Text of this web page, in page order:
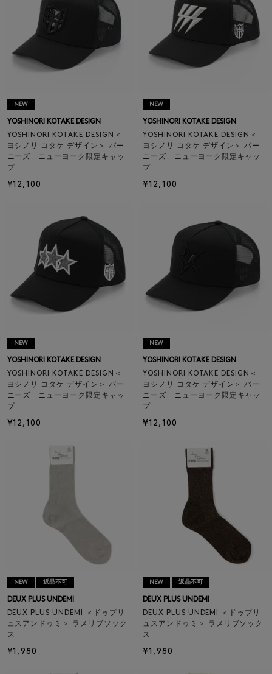
NEW
YOSHINORI KOTAKE DESIGN
YOSHINORI KOTAKE DESIGN＜
ヨシノリ コタケ デザイン＞ バー
ニーズ ニューヨーク限定キャッ
プ
¥12,100
NEW
YOSHINORI KOTAKE DESIGN
YOSHINORI KOTAKE DESIGN＜
ヨシノリ コタケ デザイン＞ バー
ニーズ ニューヨーク限定キャッ
プ
¥12,100
NEW
YOSHINORI KOTAKE DESIGN
YOSHINORI KOTAKE DESIGN＜
ヨシノリ コタケ デザイン＞ バー
ニーズ ニューヨーク限定キャッ
プ
¥12,100
NEW
YOSHINORI KOTAKE DESIGN
YOSHINORI KOTAKE DESIGN＜
ヨシノリ コタケ デザイン＞ バー
ニーズ ニューヨーク限定キャッ
プ
¥12,100
NEW 返品不可
DEUX PLUS UNDEMI
DEUX PLUS UNDEMI ＜ドゥプリ
ュスアンドゥミ＞ ラメリブソック
ス
¥1,980
NEW 返品不可
DEUX PLUS UNDEMI
DEUX PLUS UNDEMI ＜ドゥプリ
ュスアンドゥミ＞ ラメリブソック
ス
¥1,980